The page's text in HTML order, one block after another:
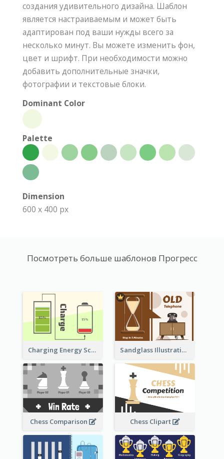
создания удивительного дизайна. Шаблон
является настраиваемым и может быть
адаптирован под ваши нужды всего за
несколько минут. Вы можете изменить фон,
цвет и шрифт. При необходимости можно
добавить дополнительные значки,
фотографии и текстовые блоки.
Dominant Color
Palette
Dimension
600 x 400 px
Посмотреть больше шаблонов Прогресс
Charging Energy Schematic Diagram Sandglass Illustration About Telephone
Chess Comparison Chess Clipart